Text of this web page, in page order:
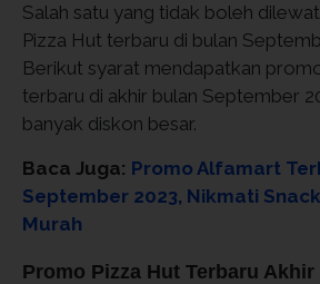
Salah satu yang tidak boleh
Pizza Hut terbaru di bulan
Berikut syarat mendapatkan
terbaru di akhir bulan September
banyak diskon besar.
Baca Juga: Promo Alfamart
September 2023, Nikmati
Murah
Promo Pizza Hut Terbaru Akhir